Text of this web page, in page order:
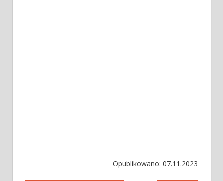
Opublikowano: 07.11.2023